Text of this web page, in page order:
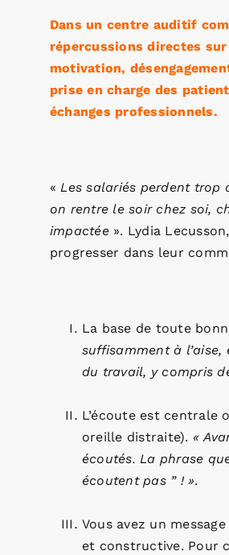
Dans un centre auditif
répercussions directes sur
motivation,
prise en charge des
échanges professionnels.
«Les salariés perdent trop
on rentre le soir chez soi,
impactée ». Lydia
progresser dans leur
La base de toute
suffisamment à
du travail, y compris
L’écoute est centrale
oreille distraite). «
écoutés. La phrase
écoutent pas ” ! ».
Vous avez un
et constructive. Pour